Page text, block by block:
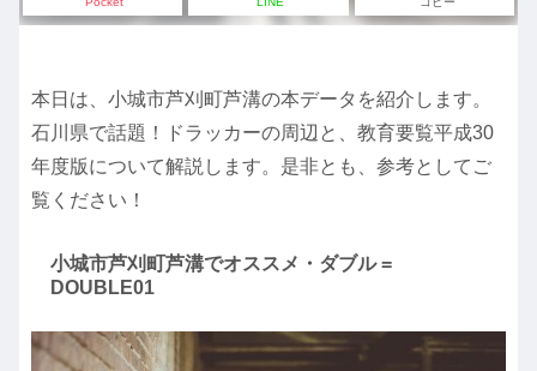
本日は、小城市芦刈町芦溝の本データを紹介します。
石川県で話題！ドラッカーの周辺と、教育要覧平成30
年度版について解説します。是非とも、参考としてご
覧ください！
小城市芦刈町芦溝でオススメ・ダブル =
DOUBLE01